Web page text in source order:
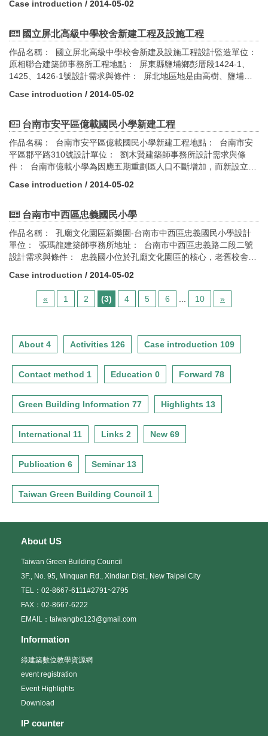
樓配置。一個圓形劇場及展示空間的可能。屋頂植栽露臺（光合作
標 3.污水垃圾改善指標
惜，特於中山林遊憩區南側緊鄰乳山故壘、蔣經國紀念館，闢建退
點。綠建築設計指標評估： 1.綠化量指標 2.基地保水指標 3.日常
改善指標
Case introduction / 2014-05-02
國立屏北高級中學校舍新建工程及設施工程
作品名稱： 國立屏北高級中學校舍新建及設施工程設計監造單位：
原相聯合建築師事務所工程地點： 屏東縣鹽埔鄉彭厝段1424-1、
1425、1426-1號設計需求與條件： 屏北地區地是由高樹、鹽埔東
尺。地質主要為沙質沖積層，豐沛的地下水灌溉出年可3熟的熱帶生
花卉)。設立屏北高中的主要目的之一，在於提升地方的文化水準及
區關係緊密的條件下，打造一座開放的、與在地景觀融合的水綠校
園，是屏北高中校園設計的基本構想。綠建築設計指標評估： 1.生
物多樣性 2.綠化量指標 3.基地保水指標 4.日常節能指標 5.廢棄物
指標 6.水資源指標 7.室內環境指標 8.污水垃圾改善指標
Case introduction / 2014-05-02
台南市安平區億載國民小學新建工程
作品名稱： 台南市安平區億載國民小學新建工程地點： 台南市安
平區郡平路310號設計單位： 劉木賢建築師事務所設計需求與條
件： 台南市億載小學為因應五期重劃區人口不斷增加，而新設立的
開放教育之期許，我們事務所從12家競圖團隊中脫穎而出，隨即對
態與開放教育理念，成為一所都會型理想小學。綠建築設計指標評
標 5.CO2減量指標 6.廢棄物指標 7.水資源指標 8.室內環境指標
9.污水垃圾改善指標
Case introduction / 2014-05-02
台南市中西區忠義國民小學
作品名稱： 孔廟文化園區新樂園-台南市中西區忠義國民小學設計
單位： 張瑪龍建築師事務所地址： 台南市中西區忠義路二段二號
設計需求與條件： 忠義國小位於孔廟文化園區的核心，老舊校舍分
的建築物，主要作為行政與專科教室使用。目前尚在施工的是第二
期宿舍，將包含33間普通教室；另一施工位置則是忠義國小的禮
堂，屬於日領時期武德殿的古蹟建築物。全部工期預計一年半完
4.污水垃圾改善指標
Case introduction / 2014-05-02
« 1 2 (3) 4 5 6 10 »
About 4 Activities 126 Case introduction 109
Contact method 1 Education 0 Forward 78
Green Building Information 77 Highlights 13
International 11 Links 2 New 69
Publication 6 Seminar 13
Taiwan Green Building Council 1
About US
Taiwan Green Building Council
3F., No. 95, Minquan Rd., Xindian Dist., New Taipei City
TEL：02-8667-6111#2791~2795
FAX：02-8667-6222
EMAIL：taiwangbc123@gmail.com
Information
綠建築數位教學資源網
event registration
Event Highlights
Download
IP counter